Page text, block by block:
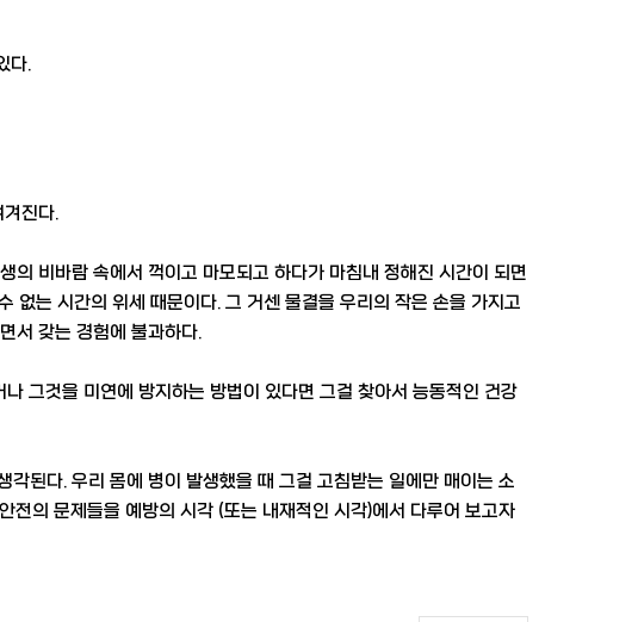
다.
진다.
비바람 속에서 꺽이고 마모되고 하다가 마침내 정해진 시간이 되면
없는 시간의 위세 때문이다. 그 거센 물결을 우리의 작은 손을 가지고
서 갖는 경험에 불과하다.
그것을 미연에 방지하는 방법이 있다면 그걸 찾아서 능동적인 건강
된다. 우리 몸에 병이 발생했을 때 그걸 고침받는 일에만 매이는 소
의 문제들을 예방의 시각 (또는 내재적인 시각)에서 다루어 보고자